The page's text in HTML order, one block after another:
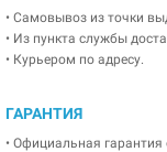
• Самовывоз из точки
• Из пункта службы
• Курьером по адресу.
ГАРАНТИЯ
• Официальная гарантия